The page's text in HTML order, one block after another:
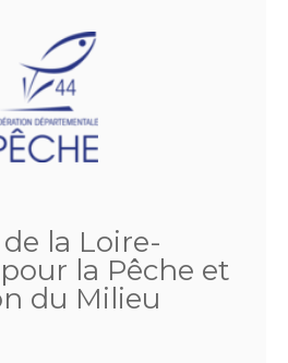
la Loire-
la Pêche et
du Milieu